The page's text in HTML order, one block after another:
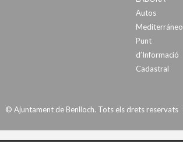
Autos
Mediterráneo
Punt
d’Informació
Cadastral
© Ajuntament de Benlloch. Tots els drets reservats